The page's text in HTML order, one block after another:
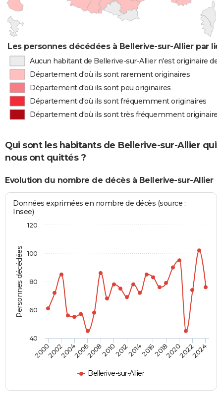
Les personnes décédées à Bellerive-sur-Allier par
Aucun habitant de Bellerive-sur-Allier n'est originaire
Département d'où ils sont rarement originaires
Département d'où ils sont peu originaires
Département d'où ils sont fréquemment originaires
Département d'où ils sont très fréquemment originaires
Qui sont les habitants de Bellerive-sur-Allier qui
nous ont quittés ?
Evolution du nombre de décès à Bellerive-sur-Allier
Personnes décédées
Données exprimées en nombre de décès (source :
Insee)
Bellerive-sur-Allier
2000200220042006200820102012201420162018202020222024
40
60
80
100
120